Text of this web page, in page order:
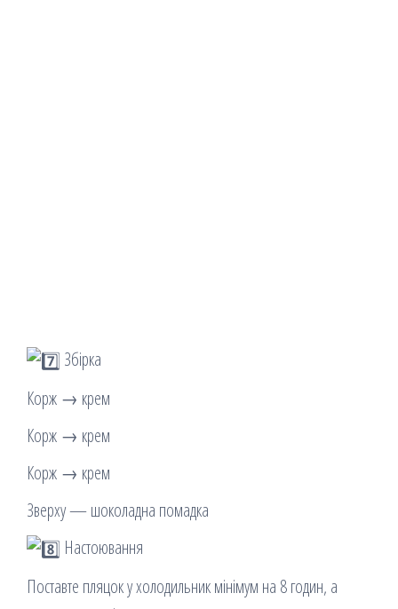
Збірка
Корж → крем
Корж → крем
Корж → крем
Зверху — шоколадна помадка
Настоювання
Поставте пляцок у холодильник мінімум на 8 годин, а